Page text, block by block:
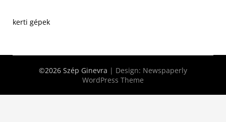
kerti gépek
©2026 Szép Ginevra | Design: Newspaperly
WordPress Theme